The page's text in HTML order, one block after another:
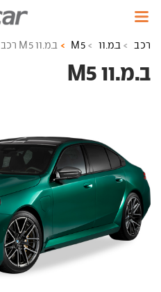
רכב ב.מ.וו M5 ב.מ.וו M5 רכב חדש
ב.מ.וו M5 ‏